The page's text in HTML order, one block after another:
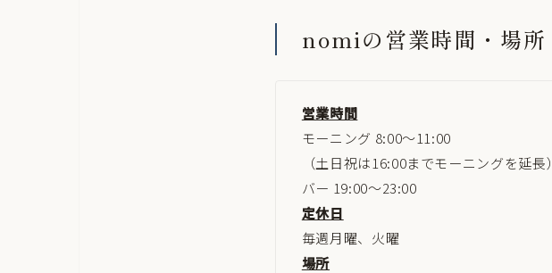
nomiの営業時間・場所
営業時間
モーニング 8:00～11:00
（土日祝は16:00までモーニングを延長）
バー 19:00～23:00
定休日
毎週月曜、火曜
場所